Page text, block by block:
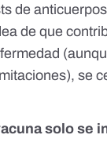
de
de que
se
solo se